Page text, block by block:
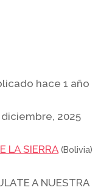
hace 1 año
diciembre, 2025
LA SIERRA (Bolivia)
A NUESTRA